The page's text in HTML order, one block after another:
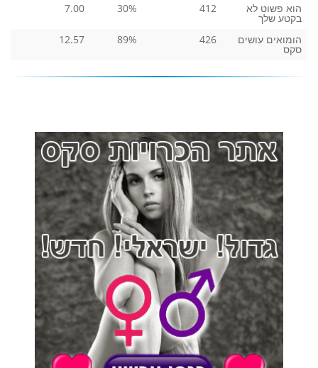
הוא פשוט לא
בקטע שלך
412
30%
7.00
הומואים עושים
סקס
426
89%
12.57